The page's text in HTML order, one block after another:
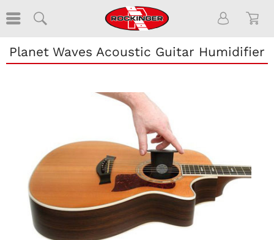
Planet Waves Acoustic Guitar Humidifier